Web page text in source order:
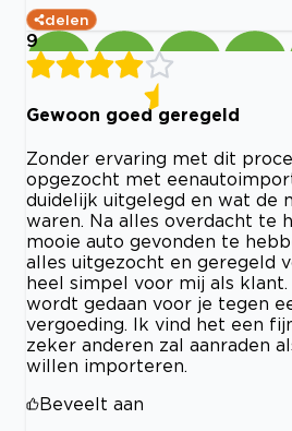
delen
9
Gewoon goed geregeld
Zonder ervaring met dit
opgezocht met
duidelijk uitgelegd en wat de
waren. Na alles overdacht te
mooie auto gevonden te
alles uitgezocht en geregeld
heel simpel voor mij als
wordt gedaan voor je tegen
vergoeding. Ik vind het een
zeker anderen zal aanraden
willen importeren.
Beveelt aan